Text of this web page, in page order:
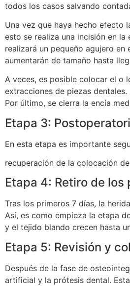
todos los casos salvando
Una vez que haya hecho efecto
esto se realiza una incisión en
realizará un pequeño agujero en
aumentarán de tamaño hasta
A veces, es posible colocar el o
extracciones de piezas
Por último, se cierra la encía
Etapa 3:
En esta etapa es importante
recuperación de la colocación
Etapa 4: Retiro de los
Tras los primeros 7 días, la
Así, es como empieza la etapa
y el tejido blando crecen hasta
Etapa 5: Revisión y
Después de la fase de
artificial y la prótesis dental.